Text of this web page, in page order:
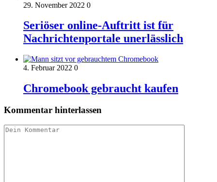
29. November 2022 0
Seriöser online-Auftritt ist für
Nachrichtenportale unerlässlich
4. Februar 2022 0
Chromebook gebraucht kaufen
Kommentar hinterlassen